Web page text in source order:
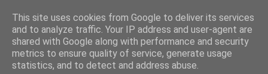
This site uses cookies from Google to deliver its services
and to analyze traffic. Your IP address and user-agent are
shared with Google along with performance and security
metrics to ensure quality of service, generate usage
statistics, and to detect and address abuse.